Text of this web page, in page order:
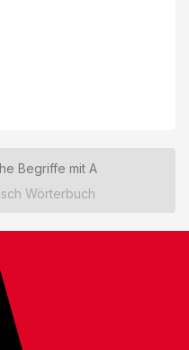
Begriffe mit A
Wörterbuch